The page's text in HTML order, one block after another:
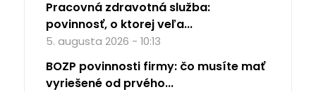
Pracovná zdravotná služba:
povinnosť, o ktorej veľa...
5. augusta 2026 - 10:13
BOZP povinnosti firmy: čo musíte mať
vyriešené od prvého...